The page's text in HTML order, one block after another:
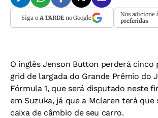
Siga o A TARDEno Google Nos adicione
preferidas
O inglês Jenson Button perderá cinco
grid de largada do Grande Prêmio do
Fórmula 1, que será disputado neste
em Suzuka, já que a Mclaren terá
caixa de câmbio de seu carro.